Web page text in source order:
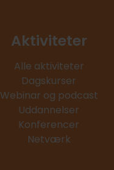
Aktiviteter
Alle aktiviteter
Dagskurser
Webinar og podcast
Uddannelser
Konferencer
Netværk